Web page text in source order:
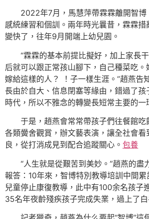
2022年7月，馬慧萍帶霖霖離開智博
感統練習和個訓。兩年時光曩昔，霖霖措
變快了，往年9月開端上幼兒園。
“霖霖的基本前提比擬好，加上家長
后就可以跟正常孩山腳下，自己種菜吃
嫁給這樣的人？ ！子一樣生涯。”趙燕告
長由於自大、信息閉塞等緣由，錯過了孩
時代，所以不雅念的轉變長短常主要的一
于是，趙燕會常常帶孩子們往餐館吃
各類黌舍觀賞，辦文藝表演，讓全社會
良，從打消成見到配合追蹤關心。 包養
“人生就是從艱苦到美妙。”趙燕的盡
報答：10年來，智博特別教導培訓中間
兒童停止康復教導，此中有100余名孩子
35名年夜齡殘疾孩子完成失業，過上了白